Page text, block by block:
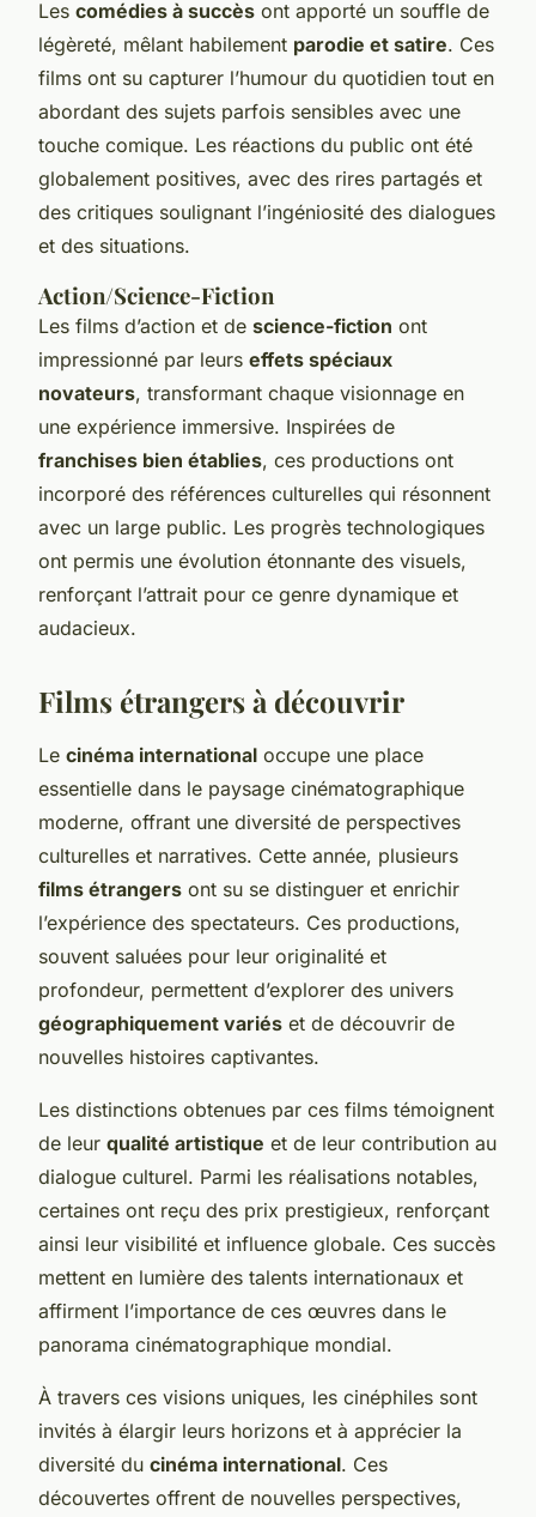
Les comédies à succès ont apporté un souffle de
légèreté, mêlant habilement parodie et satire. Ces
films ont su capturer l’humour du quotidien tout en
abordant des sujets parfois sensibles avec une
touche comique. Les réactions du public ont été
globalement positives, avec des rires partagés et
des critiques soulignant l’ingéniosité des dialogues
et des situations.
Action/Science-Fiction
Les films d’action et de science-fiction ont
impressionné par leurs effets spéciaux
novateurs, transformant chaque visionnage en
une expérience immersive. Inspirées de
franchises bien établies, ces productions ont
incorporé des références culturelles qui résonnent
avec un large public. Les progrès technologiques
ont permis une évolution étonnante des visuels,
renforçant l’attrait pour ce genre dynamique et
audacieux.
Films étrangers à découvrir
Le cinéma international occupe une place
essentielle dans le paysage cinématographique
moderne, offrant une diversité de perspectives
culturelles et narratives. Cette année, plusieurs
films étrangers ont su se distinguer et enrichir
l’expérience des spectateurs. Ces productions,
souvent saluées pour leur originalité et
profondeur, permettent d’explorer des univers
géographiquement variés et de découvrir de
nouvelles histoires captivantes.
Les distinctions obtenues par ces films témoignent
de leur qualité artistique et de leur contribution au
dialogue culturel. Parmi les réalisations notables,
certaines ont reçu des prix prestigieux, renforçant
ainsi leur visibilité et influence globale. Ces succès
mettent en lumière des talents internationaux et
affirment l’importance de ces œuvres dans le
panorama cinématographique mondial.
À travers ces visions uniques, les cinéphiles sont
invités à élargir leurs horizons et à apprécier la
diversité du cinéma international. Ces
découvertes offrent de nouvelles perspectives,